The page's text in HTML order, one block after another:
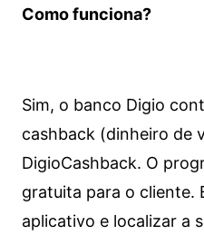
Como funciona?
Sim, o banco Digio
cashback (dinheiro de
DigioCashback. O
gratuita para o cliente.
aplicativo e localizar a